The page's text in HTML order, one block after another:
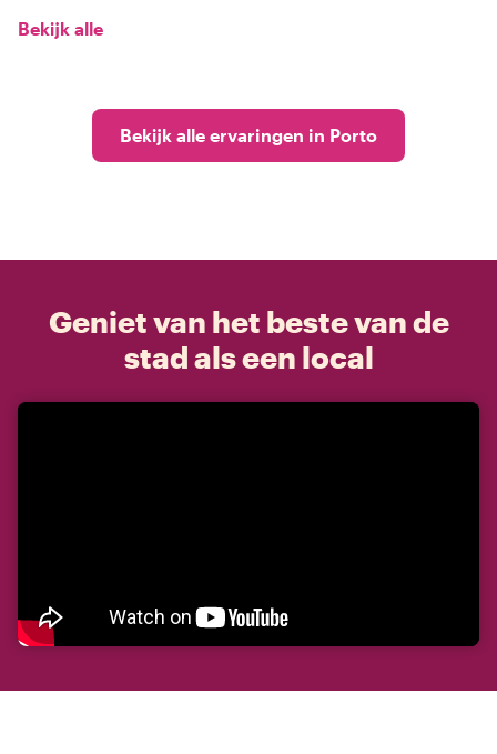
Bekijk alle
Bekijk alle ervaringen in Porto
Geniet van het beste van de
stad als een local